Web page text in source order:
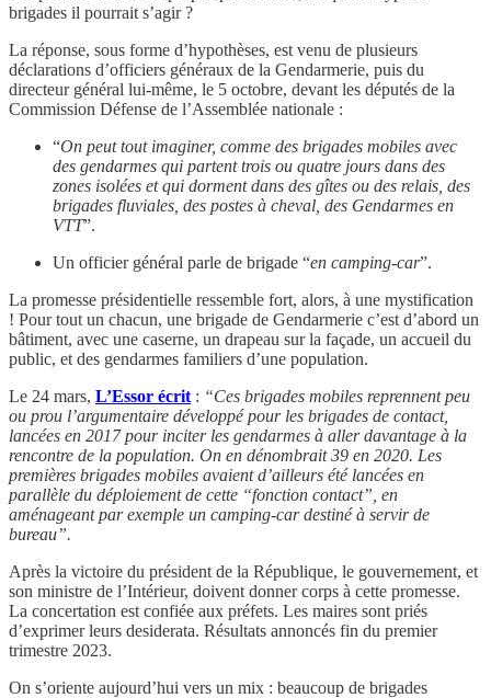
brigades il pourrait s’agir ?
La réponse, sous forme d’hypothèses, est venu de plusieurs
déclarations d’officiers généraux de la Gendarmerie, puis du
directeur général lui-même, le 5 octobre, devant les députés de la
Commission Défense de l’Assemblée nationale :
“On peut tout imaginer, comme des brigades mobiles avec
des gendarmes qui partent trois ou quatre jours dans des
zones isolées et qui dorment dans des gîtes ou des relais, des
brigades fluviales, des postes à cheval, des Gendarmes en
VTT”.
Un officier général parle de brigade “en camping-car”.
La promesse présidentielle ressemble fort, alors, à une mystification
! Pour tout un chacun, une brigade de Gendarmerie c’est d’abord un
bâtiment, avec une caserne, un drapeau sur la façade, un accueil du
public, et des gendarmes familiers d’une population.
Le 24 mars, L’Essor écrit : “Ces brigades mobiles reprennent peu
ou prou l’argumentaire développé pour les brigades de contact,
lancées en 2017 pour inciter les gendarmes à aller davantage à la
rencontre de la population. On en dénombrait 39 en 2020. Les
premières brigades mobiles avaient d’ailleurs été lancées en
parallèle du déploiement de cette “fonction contact”, en
aménageant par exemple un camping-car destiné à servir de
bureau”.
Après la victoire du président de la République, le gouvernement, et
son ministre de l’Intérieur, doivent donner corps à cette promesse.
La concertation est confiée aux préfets. Les maires sont priés
d’exprimer leurs desiderata. Résultats annoncés fin du premier
trimestre 2023.
On s’oriente aujourd’hui vers un mix : beaucoup de brigades